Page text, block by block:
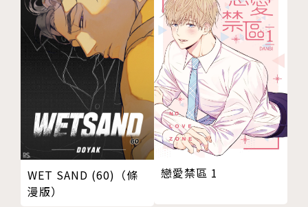
WET SAND (60)（條
漫版）
戀愛禁區 1